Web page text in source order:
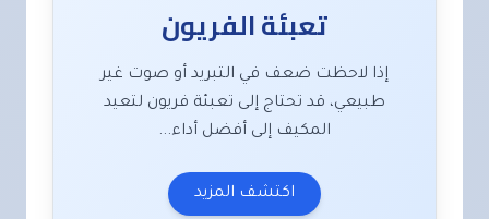
تعبئة الفريون
إذا لاحظت ضعف في التبريد أو صوت غير
طبيعي، قد تحتاج إلى تعبئة فريون لتعيد
المكيف إلى أفضل أداء...
اكتشف المزيد